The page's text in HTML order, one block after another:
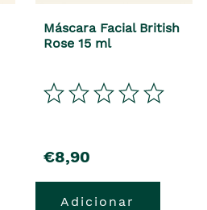
Máscara Facial British
Rose 15 ml
€8,90
Adicionar